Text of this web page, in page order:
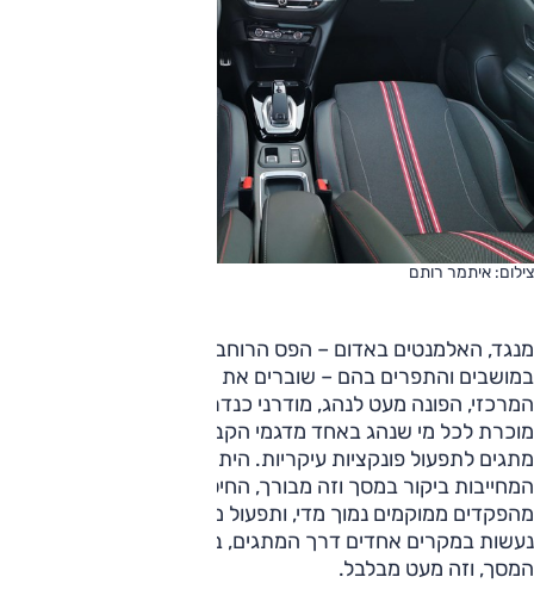
צילום: איתמר רותם
מנגד, האלמנטים באדום – הפס הרוחבי מדלת לדלת, פסי האורך
במושבים והתפרים בהם – שוברים את המופע השחור מדי, והצג
המרכזי, הפונה מעט לנהג, מודרני כנדרש. מערכת המולטימדיה
מוכרת לכל מי שנהג באחד מדגמי הקבוצה, אך באופל הוסיפו
מתגים לתפעול פונקציות עיקריות. היתרון הוא בהפחתת הפעולות
המחייבות ביקור במסך וזה מבורך, החיסרן הוא בביצוע; חלק
מהפקדים ממוקמים נמוך מדי, ותפעול מערכות בטיחות והגדרות
נעשות במקרים אחדים דרך המתגים, במקרים אחרים רק דרך
המסך, וזה מעט מבלבל.